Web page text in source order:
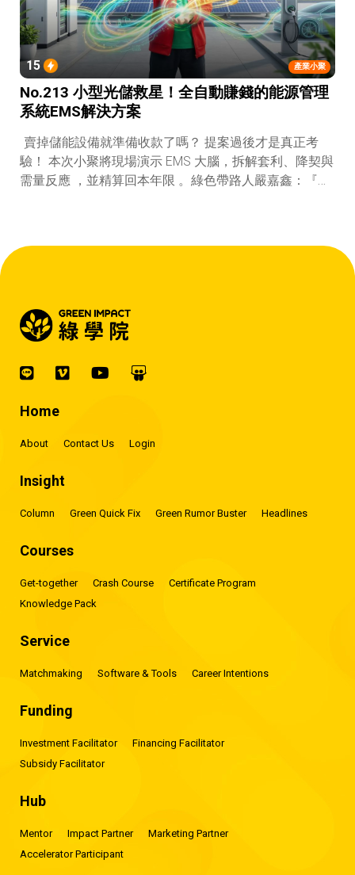
產業小聚
15
No.213 小型光儲救星！全自動賺錢的能源管理
系統EMS解決方案
賣掉儲能設備就準備收款了嗎？ 提案過後才是真正考
驗！ 本次小聚將現場演示 EMS 大腦，拆解套利、降契與
需量反應 ，並精算回本年限 。綠色帶路人嚴嘉鑫：『會
Home
About Contact Us Login
Insight
Column Green Quick Fix Green Rumor Buster Headlines
Courses
Get-together Crash Course
Certificate Program
Knowledge Pack
Service
Matchmaking Software & Tools Career Intentions
Funding
Investment Facilitator
Financing Facilitator
Subsidy Facilitator
Hub
Mentor Impact Partner
Marketing Partner
Accelerator Participant